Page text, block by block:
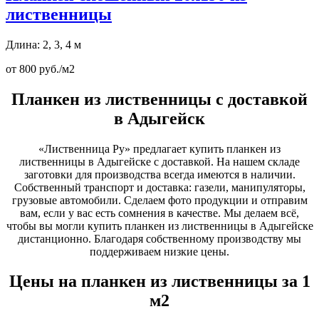
лиственницы
Длина: 2, 3, 4 м
от 800 руб./м2
Планкен из лиственницы с доставкой
в Адыгейск
«Лиственница Ру» предлагает купить планкен из
лиственницы в Адыгейске с доставкой. На нашем складе
заготовки для производства всегда имеются в наличии.
Собственный транспорт и доставка: газели, манипуляторы,
грузовые автомобили. Сделаем фото продукции и отправим
вам, если у вас есть сомнения в качестве. Мы делаем всё,
чтобы вы могли купить планкен из лиственницы в Адыгейске
дистанционно. Благодаря собственному производству мы
поддерживаем низкие цены.
Цены на планкен из лиственницы за 1
м2